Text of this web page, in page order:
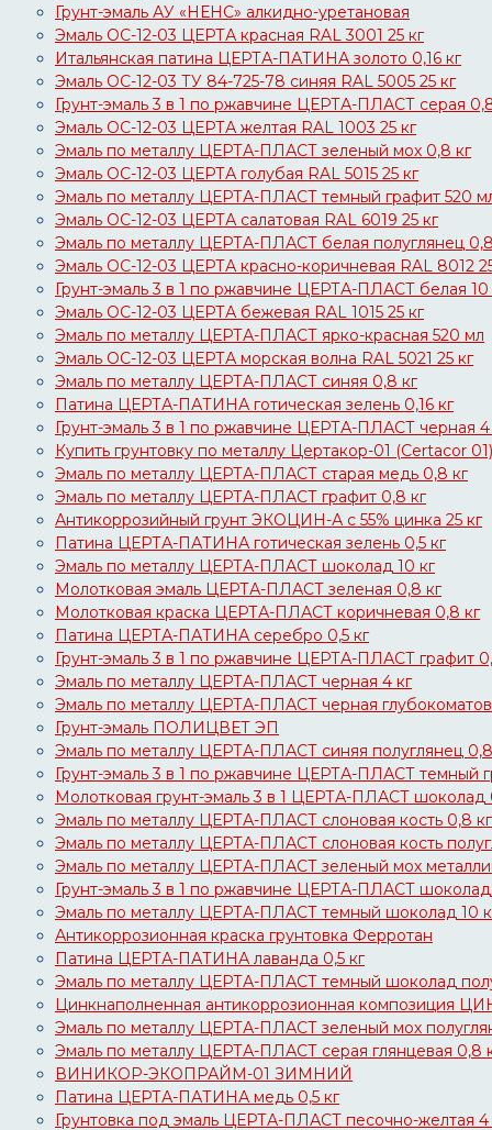
Грунт-эмаль АУ «НЕНС» алкидно-уретановая
Эмаль ОС-12-03 ЦЕРТА красная RAL 3001 25 кг
Итальянская патина ЦЕРТА-ПАТИНА золото 0,16 кг
Эмаль ОС-12-03 ТУ 84-725-78 синяя RAL 5005 25 кг
Грунт-эмаль 3 в 1 по ржавчине ЦЕРТА-ПЛАСТ серая
Эмаль ОС-12-03 ЦЕРТА желтая RAL 1003 25 кг
Эмаль по металлу ЦЕРТА-ПЛАСТ зеленый мох 0,8 кг
Эмаль ОС-12-03 ЦЕРТА голубая RAL 5015 25 кг
Эмаль по металлу ЦЕРТА-ПЛАСТ темный графит 520
Эмаль ОС-12-03 ЦЕРТА салатовая RAL 6019 25 кг
Эмаль по металлу ЦЕРТА-ПЛАСТ белая полуглянец
Эмаль ОС-12-03 ЦЕРТА красно-коричневая RAL 8012
Грунт-эмаль 3 в 1 по ржавчине ЦЕРТА-ПЛАСТ белая 10
Эмаль ОС-12-03 ЦЕРТА бежевая RAL 1015 25 кг
Эмаль по металлу ЦЕРТА-ПЛАСТ ярко-красная 520 мл
Эмаль ОС-12-03 ЦЕРТА морская волна RAL 5021 25 кг
Эмаль по металлу ЦЕРТА-ПЛАСТ синяя 0,8 кг
Патина ЦЕРТА-ПАТИНА готическая зелень 0,16 кг
Грунт-эмаль 3 в 1 по ржавчине ЦЕРТА-ПЛАСТ черная 4
Купить грунтовку по металлу Цертакор-01 (Certacor 01)
Эмаль по металлу ЦЕРТА-ПЛАСТ старая медь 0,8 кг
Эмаль по металлу ЦЕРТА-ПЛАСТ графит 0,8 кг
Антикоррозийный грунт ЭКОЦИН-А с 55% цинка 25 кг
Патина ЦЕРТА-ПАТИНА готическая зелень 0,5 кг
Эмаль по металлу ЦЕРТА-ПЛАСТ шоколад 10 кг
Молотковая эмаль ЦЕРТА-ПЛАСТ зеленая 0,8 кг
Молотковая краска ЦЕРТА-ПЛАСТ коричневая 0,8 кг
Патина ЦЕРТА-ПАТИНА серебро 0,5 кг
Грунт-эмаль 3 в 1 по ржавчине ЦЕРТА-ПЛАСТ графит
Эмаль по металлу ЦЕРТА-ПЛАСТ черная 4 кг
Эмаль по металлу ЦЕРТА-ПЛАСТ черная
Грунт-эмаль ПОЛИЦВЕТ ЭП
Эмаль по металлу ЦЕРТА-ПЛАСТ синяя полуглянец
Грунт-эмаль 3 в 1 по ржавчине ЦЕРТА-ПЛАСТ темный
Молотковая грунт-эмаль 3 в 1 ЦЕРТА-ПЛАСТ шоколад
Эмаль по металлу ЦЕРТА-ПЛАСТ слоновая кость 0,8 кг
Эмаль по металлу ЦЕРТА-ПЛАСТ слоновая кость
Эмаль по металлу ЦЕРТА-ПЛАСТ зеленый мох
Грунт-эмаль 3 в 1 по ржавчине ЦЕРТА-ПЛАСТ шоколад
Эмаль по металлу ЦЕРТА-ПЛАСТ темный шоколад 10
Антикоррозионная краска грунтовка Ферротан
Патина ЦЕРТА-ПАТИНА лаванда 0,5 кг
Эмаль по металлу ЦЕРТА-ПЛАСТ темный шоколад
Цинкнаполненная антикоррозионная композиция
Эмаль по металлу ЦЕРТА-ПЛАСТ зеленый мох
Эмаль по металлу ЦЕРТА-ПЛАСТ серая глянцевая 0,8
ВИНИКОР-ЭКОПРАЙМ-01 ЗИМНИЙ
Патина ЦЕРТА-ПАТИНА медь 0,5 кг
Грунтовка под эмаль ЦЕРТА-ПЛАСТ песочно-желтая 4